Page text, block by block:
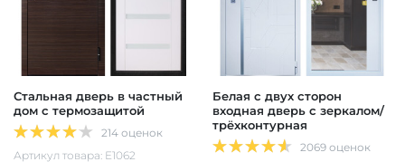
Стальная дверь в частный
дом с термозащитой
214 оценок
Артикул товара: Е1062
Белая с двух сторон
входная дверь с зеркалом/
трёхконтурная
2069 оценок